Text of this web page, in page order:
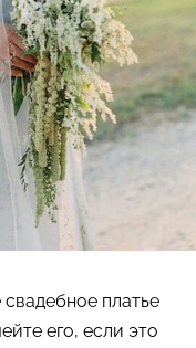
платье
его, если это